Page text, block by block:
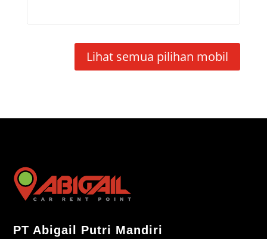
Lihat semua pilihan mobil
PT Abigail Putri Mandiri